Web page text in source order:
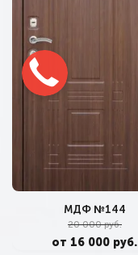
МДФ №144
20 000 руб.
от 16 000 руб.